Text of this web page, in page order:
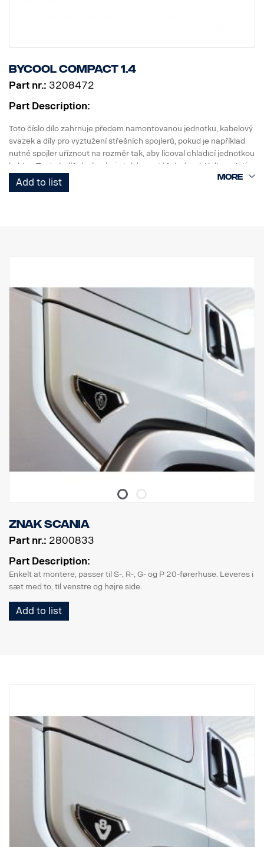
Bycool Compact 1.4
Part nr.: 3208472
Part Description:
Toto číslo dílo zahrnuje předem namontovanou jednotku, kabelový
svazek a díly pro vyztužení střešních spojlerů, pokud je například
nutné spojler uříznout na rozměr tak, aby lícoval chladicí jednotkou
kabiny. Tento balíček obsahuje také montážní návod. K dispozici je
příprava kabelu FPC01568C.
Add to list
znak Scania
Part nr.: 2800833
Part Description:
Enkelt at montere, passer til S-, R-, G- og P 20-førerhuse. Leveres i
sæt med to, til venstre og højre side.
Add to list